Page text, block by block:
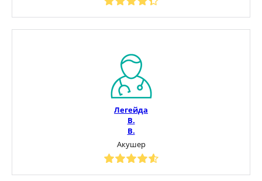
Легейда
В.
В.
Акушер